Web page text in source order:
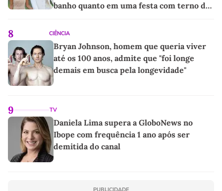
banho quanto em uma festa com terno de
8 CIÊNCIA
Bryan Johnson, homem que queria viver
até os 100 anos, admite que "foi longe
demais em busca pela longevidade"
9 TV
Daniela Lima supera a GloboNews no
Ibope com frequência 1 ano após ser
demitida do canal